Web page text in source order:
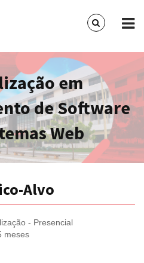
em
de Software
Web
Alvo
- Presencial
meses